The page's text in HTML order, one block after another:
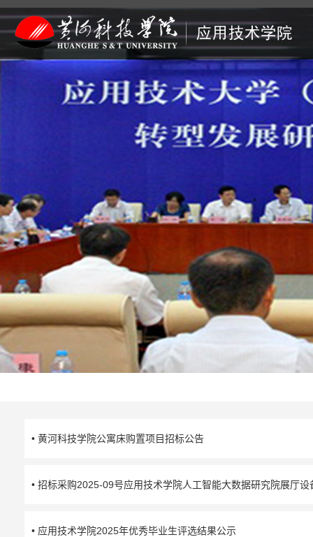
• 黄河科技学院公寓床购置项目招标公告
• 招标采购2025-09号应用技术学院人工智能大数据研究院展厅
• 应用技术学院2025年优秀毕业生评选结果公示